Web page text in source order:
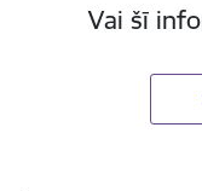
Vai šī